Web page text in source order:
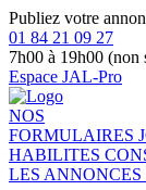
Publiez votre
01 84 21 09 27
7h00 à 19h00 (non
Espace JAL-Pro
NOS
FORMULAIRES
HABILITES
LES